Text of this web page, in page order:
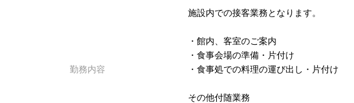
勤務内容
施設内での接客業務となります。
・館内、客室のご案内
・食事会場の準備・片付け
・食事処での料理の運び出し・片付け
その他付随業務